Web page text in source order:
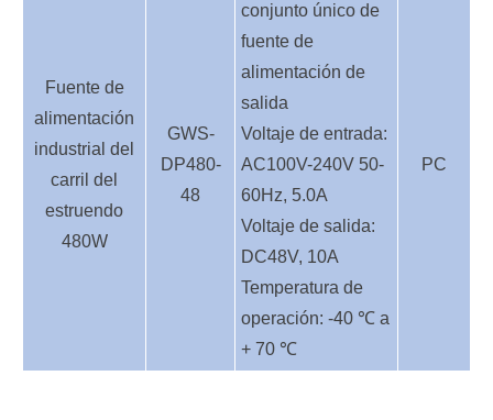
Fuente de
alimentación
industrial del
carril del
estruendo
480W
GWS-
DP480-
48
conjunto único de
fuente de
alimentación de
salida
Voltaje de entrada:
AC100V-240V 50-
60Hz, 5.0A
Voltaje de salida:
DC48V, 10A
Temperatura de
operación: -40 ℃ a
+ 70 ℃
PC